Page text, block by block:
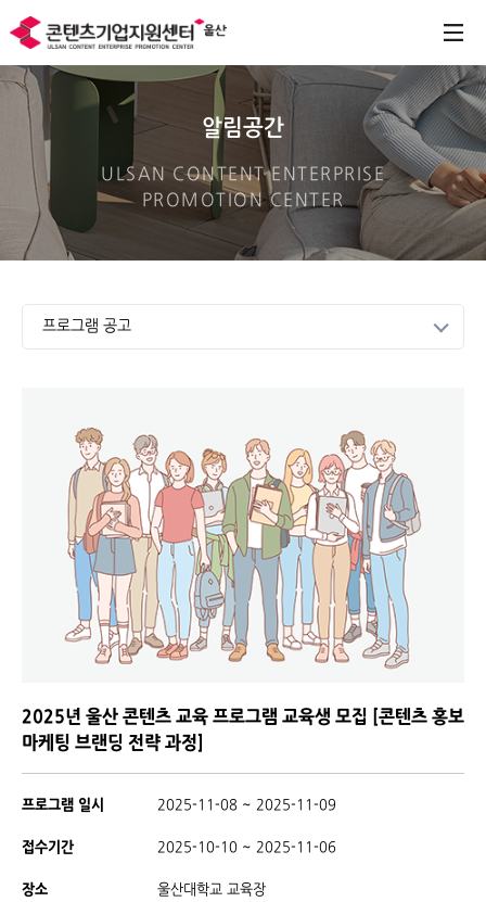
알림공간
ULSAN CONTENT ENTERPRISE
PROMOTION CENTER
프로그램 공고
2025년 울산 콘텐츠 교육 프로그램 교육생 모집 [콘텐츠 홍보
마케팅 브랜딩 전략 과정]
프로그램 일시 2025-11-08 ~ 2025-11-09
접수기간 2025-10-10 ~ 2025-11-06
장소 울산대학교 교육장